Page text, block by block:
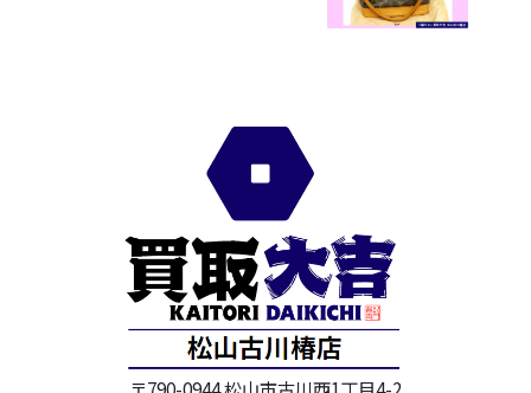
〒790-0944 松山市古川西1丁目4-2